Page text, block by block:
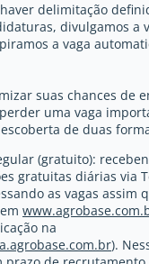
delimitação
divulgamos a
a vaga
suas chances de
uma vaga
de duas
(gratuito):
gratuitas diárias via
as vagas assim
na
).